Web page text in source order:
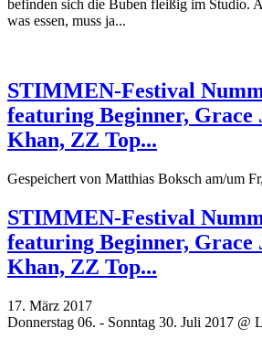
befinden sich die Buben fleißig im Studio.
was essen, muss ja...
STIMMEN-Festival
featuring Beginner, Grace
Khan, ZZ Top...
Gespeichert von Matthias Boksch am/um
STIMMEN-Festival
featuring Beginner, Grace
Khan, ZZ Top...
17. März 2017
Donnerstag 06. - Sonntag 30. Juli 2017 @